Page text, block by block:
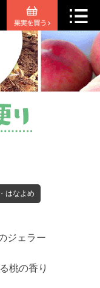
はなよめ
ジェラー
桃の香り